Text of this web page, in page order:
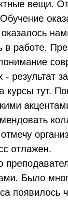
вещи.
в работе.
- результат
курсы тут.
отлажен.
Было
появилось